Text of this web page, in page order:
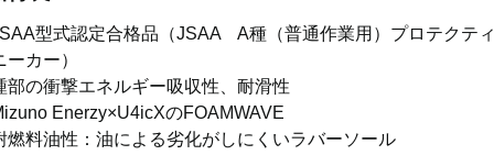
型式認定合格品（JSAA A種（普通作業用）プロテクテ
ーカー）
部の衝撃エネルギー吸収性、耐滑性
Enerzy×U4icXのFOAMWAVE
燃料油性：油による劣化がしにくいラバーソール